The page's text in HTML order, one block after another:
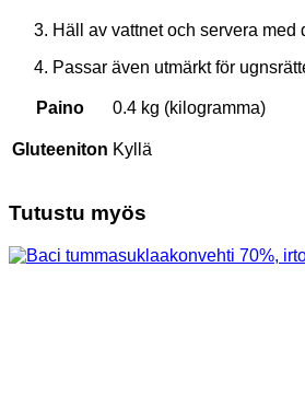
Häll av vattnet och servera med
Passar även utmärkt för
Paino 0.4 kg (kilogramma)
Gluteeniton Kyllä
Tutustu myös